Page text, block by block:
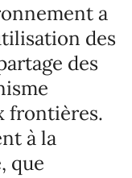
a
des
des
frontières.
à la
que